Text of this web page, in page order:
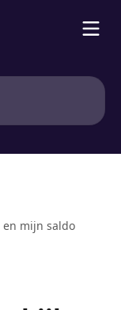
en mijn saldo